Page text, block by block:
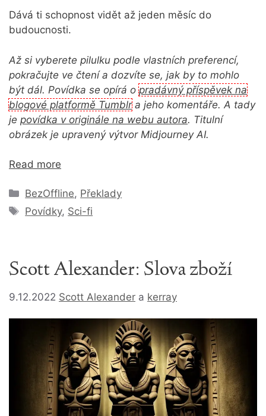
Dává ti schopnost vidět až jeden měsíc do
budoucnosti.
Až si vyberete pilulku podle vlastních preferencí,
pokračujte ve čtení a dozvíte se, jak by to mohlo
být dál. Povídka se opírá opradávný příspěvek na
blogové platformě Tumblra jeho komentáře. A tady
je povídka v originále na webu autora. Titulní
obrázek je upravený výtvor Midjourney AI.
Read more
Rubriky
BezOffline, Překlady
Štítky
Povídky, Sci-fi
Scott Alexander: Slova zboží
9.12.2022 Scott Alexander a kerray